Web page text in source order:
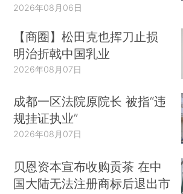
2026年08月06日
【商圈】松田克也挥刀止损
明治折戟中国乳业
2026年08月07日
成都一区法院原院长 被指“违
规挂证执业”
2026年08月07日
贝恩资本宣布收购贡茶 在中
国大陆无法注册商标后退出市